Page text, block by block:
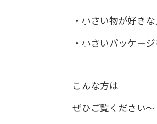
・小さい物が好き
・小さいパッケー
こんな方は
ぜひご覧ください～